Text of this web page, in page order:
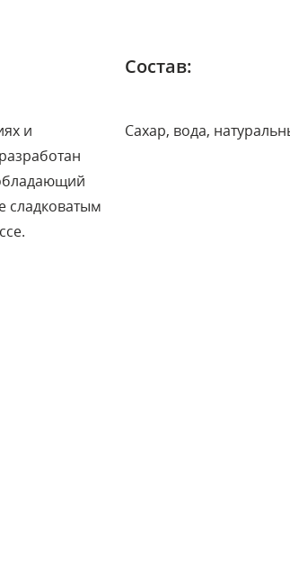
и
сладковатым
Состав:
Сахар, вода,